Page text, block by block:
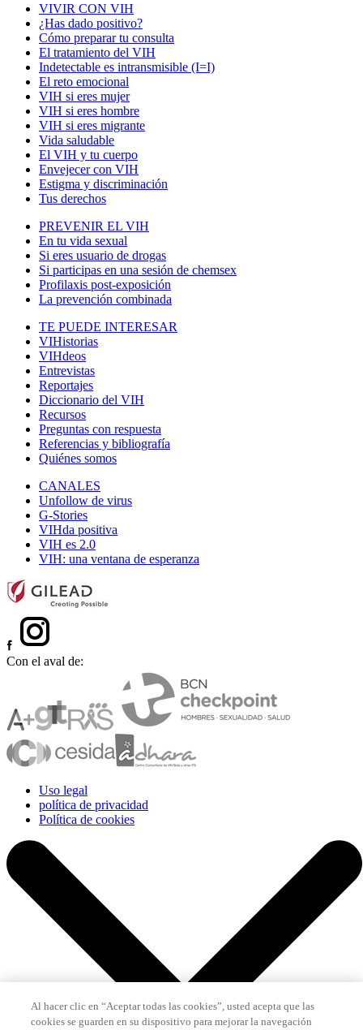
VIVIR CON VIH
¿Has dado positivo?
Cómo preparar tu consulta
El tratamiento del VIH
Indetectable es intransmisible (I=I)
El reto emocional
VIH si eres mujer
VIH si eres hombre
VIH si eres migrante
Vida saludable
El VIH y tu cuerpo
Envejecer con VIH
Estigma y discriminación
Tus derechos
PREVENIR EL VIH
En tu vida sexual
Si eres usuario de drogas
Si participas en una sesión de chemsex
Profilaxis post-exposición
La prevención combinada
TE PUEDE INTERESAR
VIHistorias
VIHdeos
Entrevistas
Reportajes
Diccionario del VIH
Recursos
Preguntas con respuesta
Referencias y bibliografía
Quiénes somos
CANALES
Unfollow de virus
G-Stories
VIHda positiva
VIH es 2.0
VIH: una ventana de esperanza
Con el aval de:
Uso legal
política de privacidad
Política de cookies
Al hacer clic en “Aceptar todas las cookies”, usted acepta que las
cookies se guarden en su dispositivo para mejorar la navegación